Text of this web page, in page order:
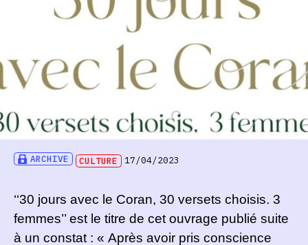
ARCHIVE CULTURE 17/04/2023
‘‘30 jours avec le Coran, 30 versets choisis. 3
femmes’’ est le titre de cet ouvrage publié suite
à un constat : « Après avoir pris conscience